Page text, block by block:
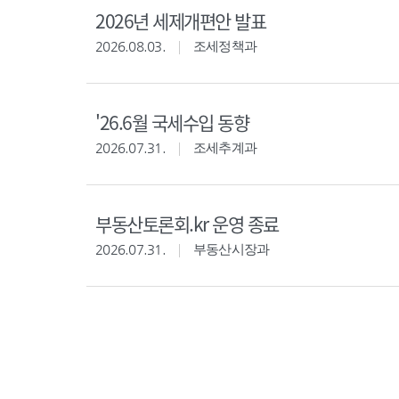
2026년 세제개편안 발표
2026.08.03. 조세정책과
'26.6월 국세수입 동향
2026.07.31. 조세추계과
부동산토론회.kr 운영 종료
2026.07.31. 부동산시장과